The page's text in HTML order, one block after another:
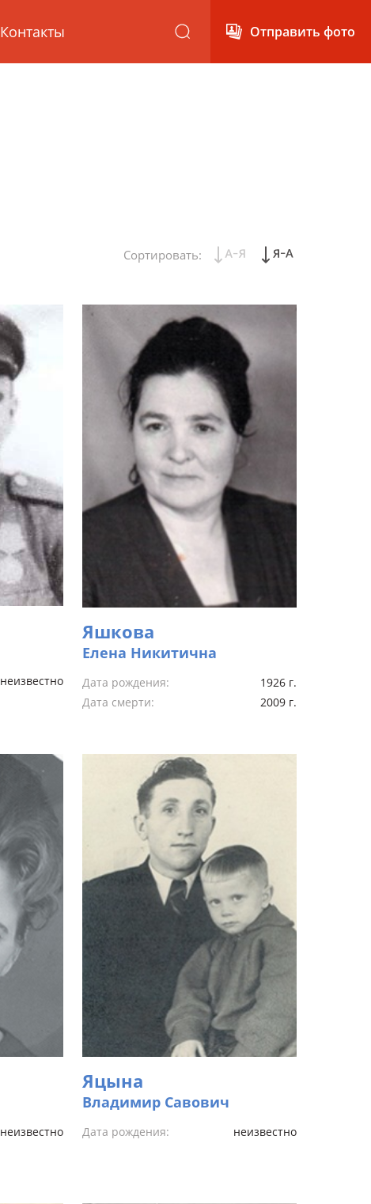
Контакты Отправить фото
Сортировать:
неизвестно
Яшкова
Елена Никитична
Дата рождения:
1926 г.
Дата смерти:
2009 г.
неизвестно
Яцына
Владимир Савович
Дата рождения: неизвестно